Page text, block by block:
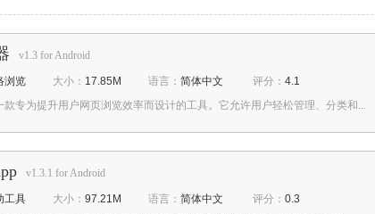
v1.3 for Android
浏览 大小： 17.85M 语言： 简体中文 评分： 4.1
款专为提升用户网页浏览效率而设计的工具。它允许用户轻松管理、分类和...
v1.3.1 for Android
工具 大小： 97.21M 语言： 简体中文 评分： 0.3